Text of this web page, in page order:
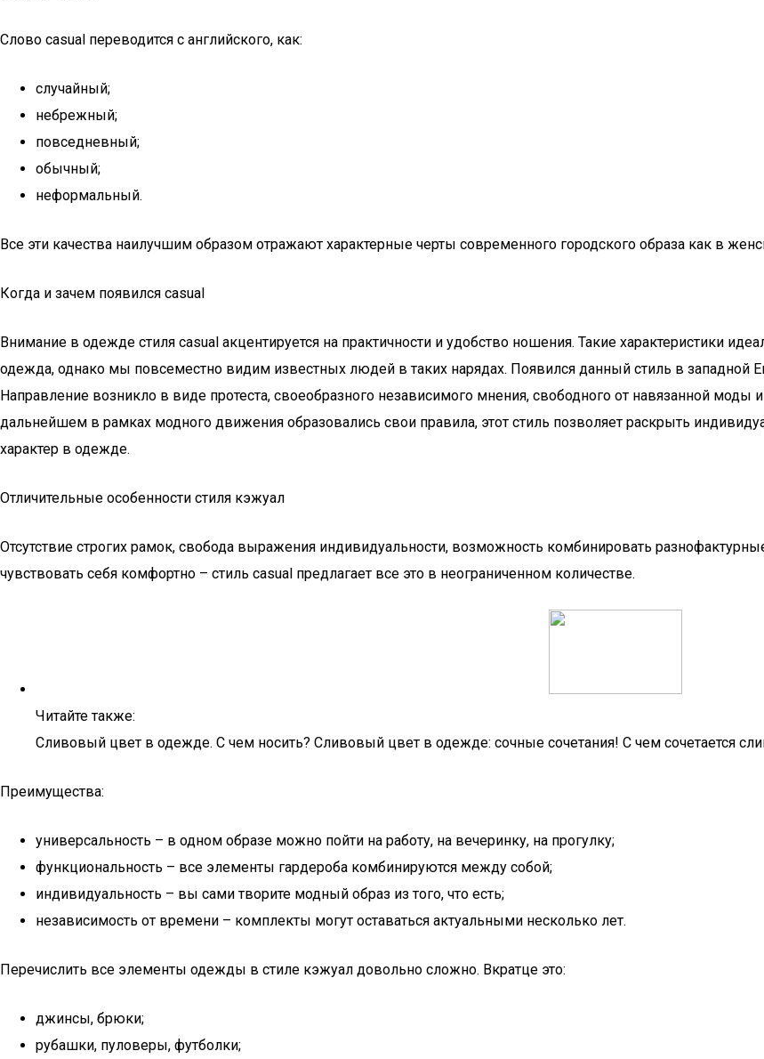
Слово casual переводится с английского, как:
случайный;
небрежный;
повседневный;
обычный;
неформальный.
Все эти качества наилучшим образом отражают характерные черты современного городского образа как в
Когда и зачем появился casual
Внимание в одежде стиля casual акцентируется на практичности и удобство ношения. Такие характеристики
одежда, однако мы повсеместно видим известных людей в таких нарядах. Появился данный стиль в западной
Направление возникло в виде протеста, своеобразного независимого мнения, свободного от навязанной моды
дальнейшем в рамках модного движения образовались свои правила, этот стиль позволяет раскрыть
характер в одежде.
Отличительные особенности стиля кэжуал
Отсутствие строгих рамок, свобода выражения индивидуальности, возможность комбинировать
чувствовать себя комфортно – стиль casual предлагает все это в неограниченном количестве.
Читайте также:
Сливовый цвет в одежде. С чем носить? Сливовый цвет в одежде: сочные сочетания! С чем сочетается
Преимущества:
универсальность – в одном образе можно пойти на работу, на вечеринку, на прогулку;
функциональность – все элементы гардероба комбинируются между собой;
индивидуальность – вы сами творите модный образ из того, что есть;
независимость от времени – комплекты могут оставаться актуальными несколько лет.
Перечислить все элементы одежды в стиле кэжуал довольно сложно. Вкратце это:
джинсы, брюки;
рубашки, пуловеры, футболки;